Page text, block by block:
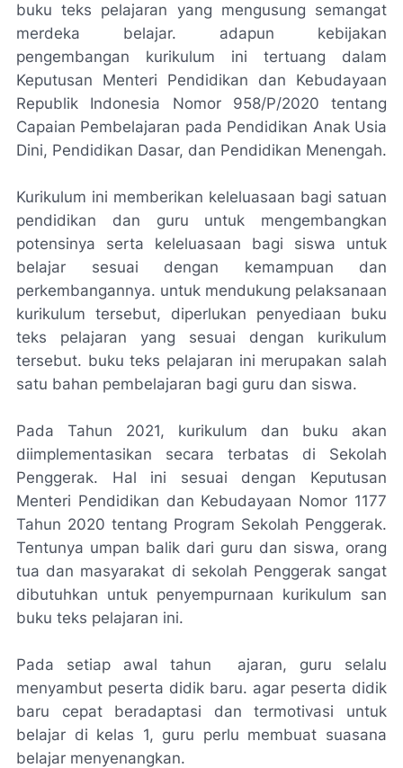
buku teks pelajaran yang mengusung semangat
merdeka belajar. adapun kebijakan
pengembangan kurikulum ini tertuang dalam
Keputusan Menteri Pendidikan dan Kebudayaan
Republik Indonesia Nomor 958/P/2020 tentang
Capaian Pembelajaran pada Pendidikan Anak Usia
Dini, Pendidikan Dasar, dan Pendidikan Menengah.
Kurikulum ini memberikan keleluasaan bagi satuan
pendidikan dan guru untuk mengembangkan
potensinya serta keleluasaan bagi siswa untuk
belajar sesuai dengan kemampuan dan
perkembangannya. untuk mendukung pelaksanaan
kurikulum tersebut, diperlukan penyediaan buku
teks pelajaran yang sesuai dengan kurikulum
tersebut. buku teks pelajaran ini merupakan salah
satu bahan pembelajaran bagi guru dan siswa.
Pada Tahun 2021, kurikulum dan buku akan
diimplementasikan secara terbatas di Sekolah
Penggerak. Hal ini sesuai dengan Keputusan
Menteri Pendidikan dan Kebudayaan Nomor 1177
Tahun 2020 tentang Program Sekolah Penggerak.
Tentunya umpan balik dari guru dan siswa, orang
tua dan masyarakat di sekolah Penggerak sangat
dibutuhkan untuk penyempurnaan kurikulum san
buku teks pelajaran ini.
Pada setiap awal tahun ajaran, guru selalu
menyambut peserta didik baru. agar peserta didik
baru cepat beradaptasi dan termotivasi untuk
belajar di kelas 1, guru perlu membuat suasana
belajar menyenangkan.